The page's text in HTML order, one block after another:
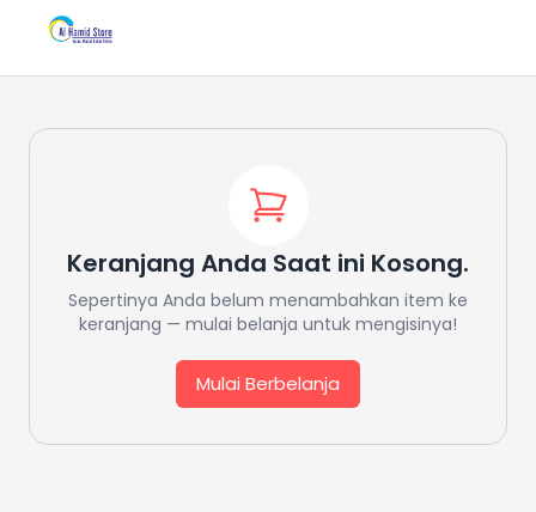
Keranjang Anda Saat ini Kosong.
Sepertinya Anda belum menambahkan item ke
keranjang — mulai belanja untuk mengisinya!
Mulai Berbelanja